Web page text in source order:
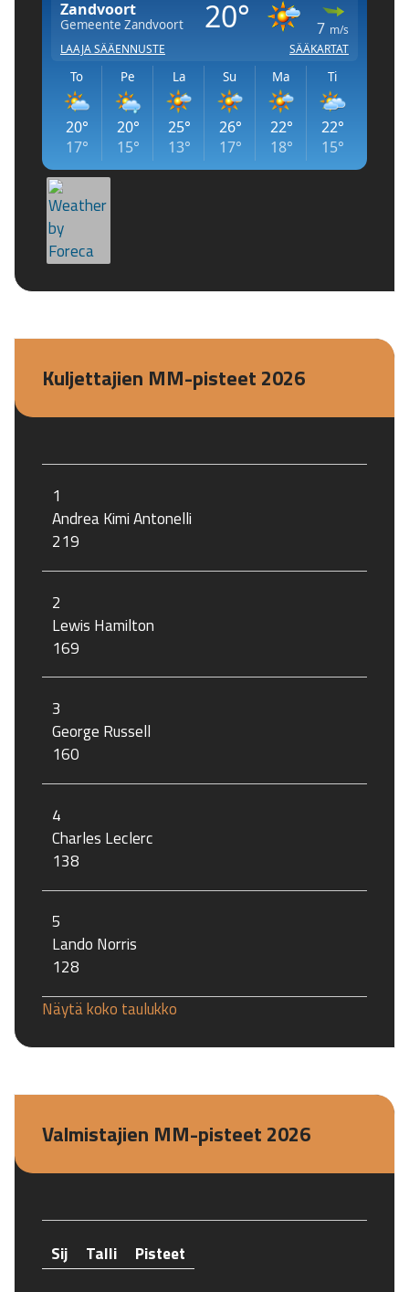
Kuljettajien MM-pisteet 2026
1
Andrea Kimi Antonelli
219
2
Lewis Hamilton
169
3
George Russell
160
4
Charles Leclerc
138
5
Lando Norris
128
Näytä koko taulukko
Valmistajien MM-pisteet 2026
Sij Talli Pisteet